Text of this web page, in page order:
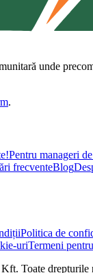
unde
.
Pentru manageri
frecventeBlog
Politica de
uriTermeni
Kft. Toate drepturile